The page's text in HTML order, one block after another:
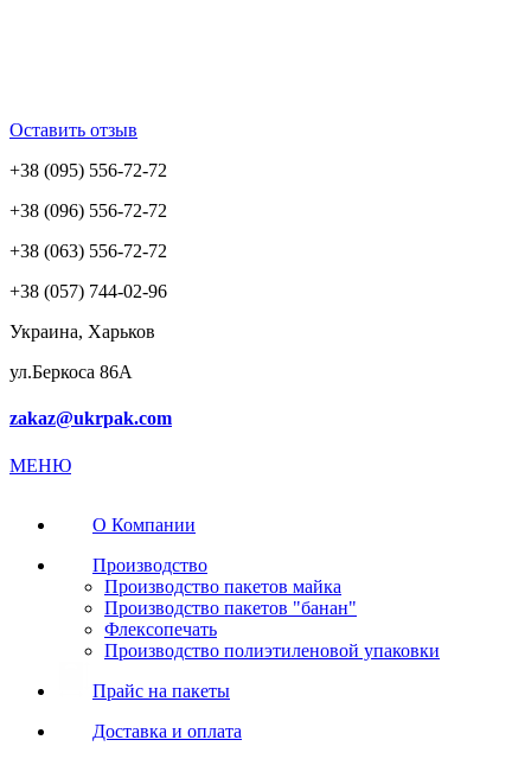
Оставить отзыв
+38 (095) 556-72-72
+38 (096) 556-72-72
+38 (063) 556-72-72
+38 (057) 744-02-96
Украина, Харьков
ул.Беркоса 86А
zakaz@ukrpak.com
МЕНЮ
О Компании
Производство
Производство пакетов майка
Производство пакетов "банан"
Флексопечать
Производство полиэтиленовой упаковки
Прайс на пакеты
Доставка и оплата